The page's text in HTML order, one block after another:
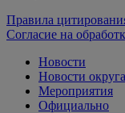
Правила
Согласие на
Новости
Новости округа
Мероприятия
Официально